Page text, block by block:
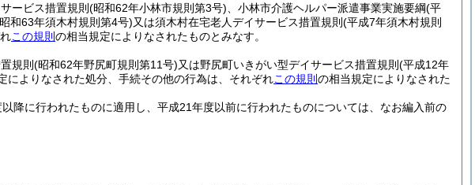
ービス措置規則 (昭和62年小林市規則第3号) 、小林市介護ヘルパー派遣事業実施要綱(平
和63年須木村規則第4号)又は須木村在宅老人デイサービス措置規則 (平成7年須木村規則
この規則 の相当規定によりなされたものとみなす。
規則 (昭和62年野尻町規則第11号)又は野尻町いきがい型デイサービス措置規則 (平成12年
によりなされた処分、手続その他の行為は、それぞれこの規則 の相当規定によりなされた
降に行われたものに適用し、平成21年度以前に行われたものについては、なお編入前の